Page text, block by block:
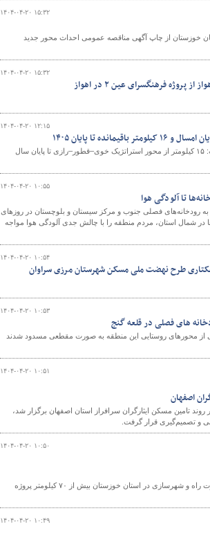
۱۴۰۴-۰۴-۲۰ ۱۵:۳۲
خوزستان از چاپ آگهی مناقصه عمومی احداث محور جدید
۱۴۰۴-۰۴-۲۰ ۱۵:۳۲
فرهنگسرای عین ۲ در اهواز
۱۴۰۴-۰۴-۲۰ ۱۲:۱۵
مدیرعامل شرکت ساخت و توسعه زیربناهای حمل‌ونقل کشور گفت: ۱۵ کیلومتر از محور استراتژیک خوی–قطور–رازی تا پایان سال
۱۴۰۴-۰۴-۲۰ ۱۰:۵۵
تا آلودگی هوا
رودخانه‌های فصلی جنوب و مرکز سیستان و بلوچستان در روزهای
در شمال استان، مردم منطقه را با چالش جدی آلودگی هوا مواجه
۱۴۰۴-۰۴-۲۰ ۱۰:۵۴
۱۴۰۴-۰۴-۲۰ ۱۰:۵۳
های فصلی در قلعه گنج
از محورهای روستایی این منطقه به صورت مقطعی مسدود شدند
۱۴۰۴-۰۴-۲۰ ۱۰:۵۱
اصفهان
مسکن ایثارگران سرافراز استان اصفهان برگزار شد،
و تصمیم‌گیری قرار گرفت.
۱۴۰۴-۰۴-۲۰ ۱۰:۵۰
مدیرکل راه و شهرسازی خوزستان گفت: در برنامه سال جاری وزارت راه و شهرسازی در استان خوزستان بیش از ۷۰ کیلومتر پروژه
۱۴۰۴-۰۴-۲۰ ۱۰:۴۹